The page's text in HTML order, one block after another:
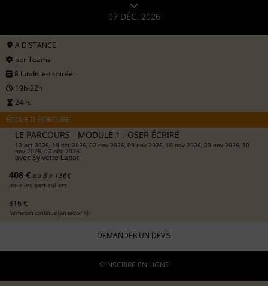
07 DÉC. 2026
A DISTANCE
par Teams
8 lundis en soirée
19h-22h
24 h.
ÉCOLE D'ÉCRITURE
LE PARCOURS - MODULE 1 : OSER ÉCRIRE
12 oct 2026, 19 oct 2026, 02 nov 2026, 09 nov 2026, 16 nov 2026, 23 nov 2026, 30
nov 2026, 07 déc 2026
avec Sylvette Labat
408 € ou 3 x 136€
pour les particuliers
816 €
formation continue (en savoir +)
DEMANDER UN DEVIS
S'INSCRIRE EN LIGNE